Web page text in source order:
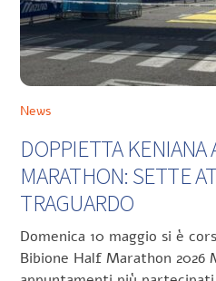
News
DOPPIETTA KENIANA
MARATHON: SETTE
TRAGUARDO
Domenica 10 maggio si è
Bibione Half Marathon 2026